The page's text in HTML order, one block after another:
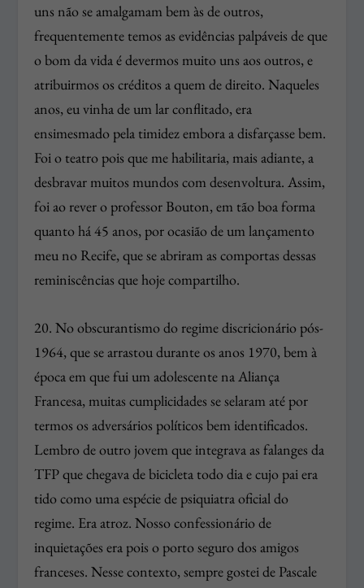
uns não se amalgamam bem às de outros,
frequentemente temos as evidências palpáveis de que
o bom da vida é devermos muito uns aos outros, e
atribuirmos os créditos a quem de direito. Naqueles
anos, eu vinha de um lar conflitado, era
ensimesmado pela timidez embora a disfarçasse bem.
Foi o teatro pois que me habilitaria, mais adiante, a
desbravar muitos mundos com desenvoltura. Assim,
foi ao rever o professor Bouton, em tão boa forma
quanto há 45 anos, por ocasião de um lançamento
meu no Recife, que se abriram as comportas dessas
reminiscências que hoje compartilho.
20. No obscurantismo do regime discricionário pós-
1964, que se arrastou durante os anos 1970, bem à
época em que fui um adolescente na Aliança
Francesa, muitas cumplicidades se selaram até por
termos os adversários políticos bem identificados.
Lembro de outro jovem que integrava as falanges da
TFP que chegava de bicicleta todo dia e cujo pai era
tido como uma espécie de psiquiatra oficial do
regime. Era atroz. Nosso confessionário de
inquietações era pois o porto seguro dos amigos
franceses. Nesse contexto, sempre gostei de Pascale